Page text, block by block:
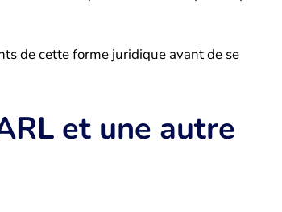
de cette forme juridique avant de se
et une autre